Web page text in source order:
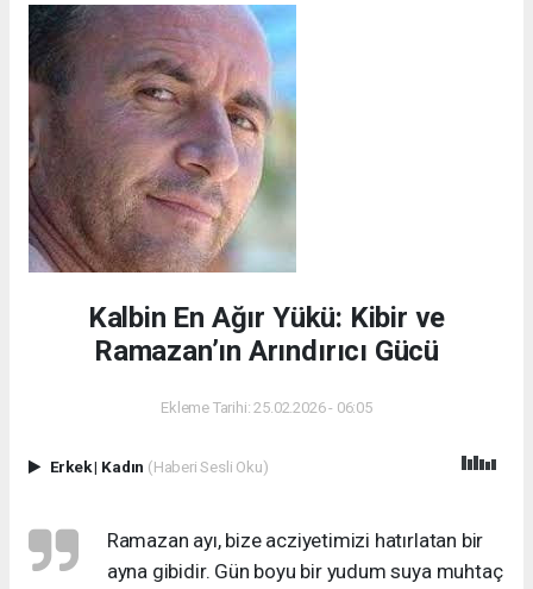
​Kalbin En Ağır Yükü: Kibir ve
Ramazan’ın Arındırıcı Gücü
Ekleme Tarihi: 25.02.2026 - 06:05
Erkek| Kadın (Haberi Sesli Oku)
​Ramazan ayı, bize acziyetimizi hatırlatan bir
ayna gibidir. Gün boyu bir yudum suya muhtaç